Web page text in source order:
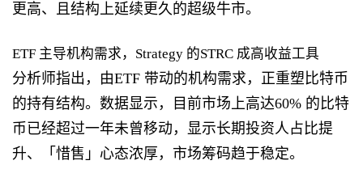
更高、且结构上延续更久的超级牛市。
ETF 主导机构需求，Strategy 的STRC 成高收益工具
分析师指出，由ETF 带动的机构需求，正重塑比特币
的持有结构。数据显示，目前市场上高达60% 的比特
币已经超过一年未曾移动，显示长期投资人占比提
升、「惜售」心态浓厚，市场筹码趋于稳定。